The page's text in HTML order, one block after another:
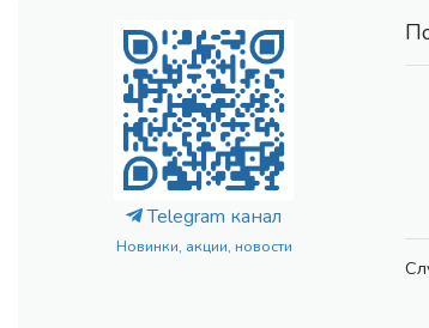
Telegram канал
Новинки, акции, новости